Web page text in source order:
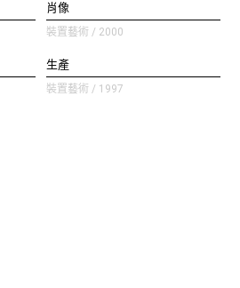
肖像
裝置藝術 / 2000
生產
裝置藝術 / 1997